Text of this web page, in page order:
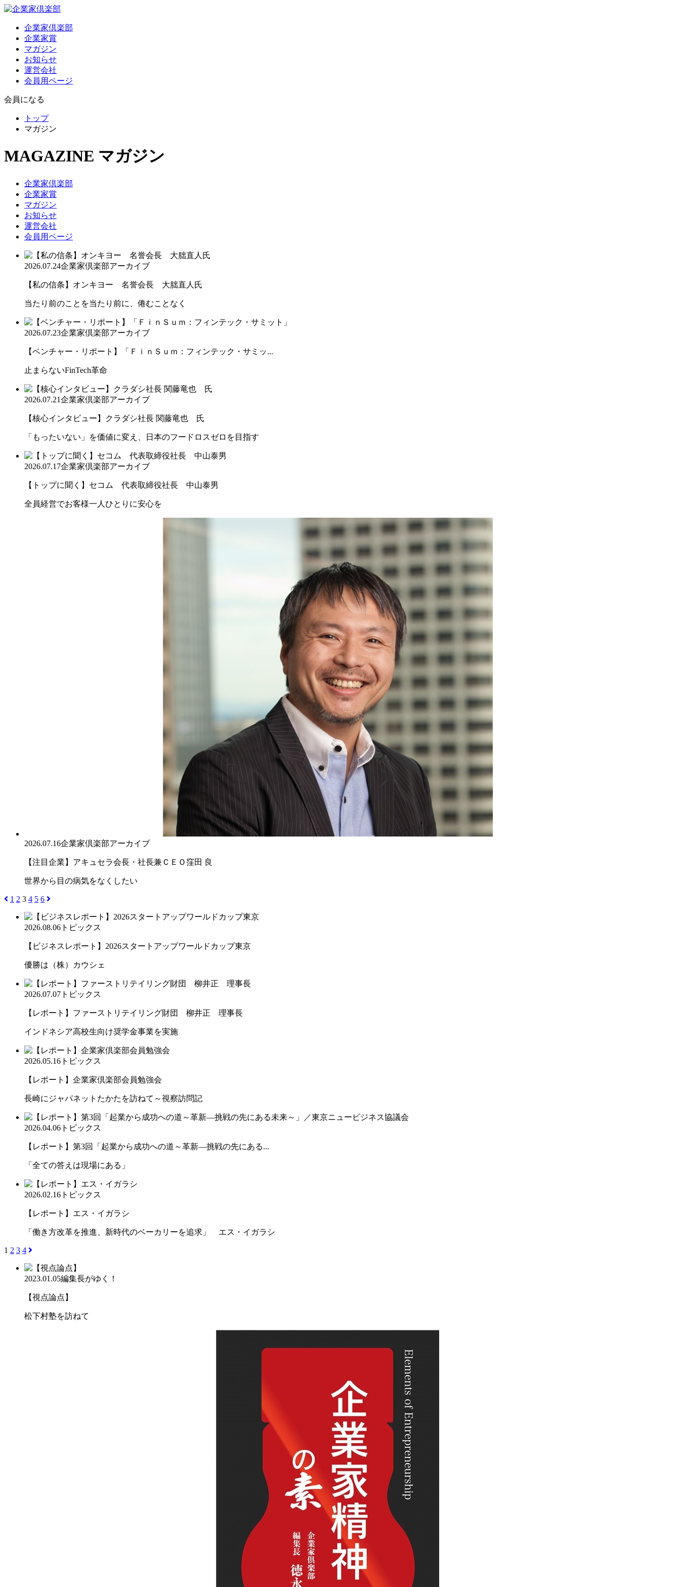
企業家倶楽部
企業家賞
マガジン
お知らせ
運営会社
会員用ページ
会員になる
トップ
マガジン
MAGAZINE マガジン
企業家倶楽部
企業家賞
マガジン
お知らせ
運営会社
会員用ページ
2026.07.24企業家倶楽部アーカイブ
【私の信条】オンキヨー 名誉会長 大朏直人氏
当たり前のことを当たり前に、倦むことなく
2026.07.23企業家倶楽部アーカイブ
【ベンチャー・リポート】「ＦｉｎＳｕｍ：フィンテック・サミッ...
止まらないFinTech革命
2026.07.21企業家倶楽部アーカイブ
【核心インタビュー】クラダシ社長 関藤竜也 氏
「もったいない」を価値に変え、日本のフードロスゼロを目指す
2026.07.17企業家倶楽部アーカイブ
【トップに聞く】セコム 代表取締役社長 中山泰男
全員経営でお客様一人ひとりに安心を
2026.07.16企業家倶楽部アーカイブ
【注目企業】アキュセラ会長・社長兼ＣＥＯ窪田 良
世界から目の病気をなくしたい
1 2 3 4 5 6
2026.08.06 トピックス
【ビジネスレポート】2026スタートアップワールドカップ東京
優勝は（株）カウシェ
2026.07.07 トピックス
【レポート】ファーストリテイリング財団 柳井正 理事長
インドネシア高校生向け奨学金事業を実施
2026.05.16 トピックス
【レポート】企業家倶楽部会員勉強会
長崎にジャパネットたかたを訪ねて～視察訪問記
2026.04.06 トピックス
【レポート】第3回「起業から成功への道～革新―挑戦の先にある...
「全ての答えは現場にある」
2026.02.16 トピックス
【レポート】エス・イガラシ
「働き方改革を推進、新時代のベーカリーを追求」 エス・イガラシ
1 2 3 4
2023.01.05編集長がゆく！
【視点論点】
松下村塾を訪ねて